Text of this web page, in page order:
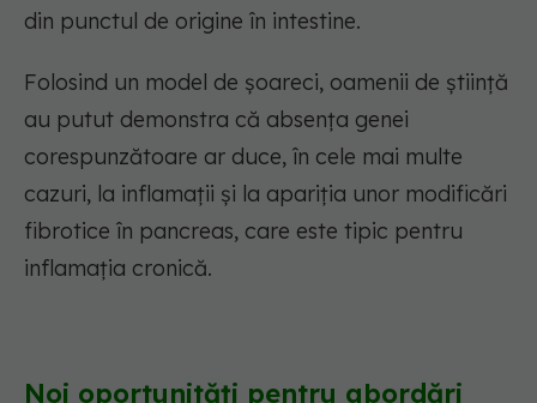
din punctul de origine în intestine.
Folosind un model de șoareci, oamenii de știință
au putut demonstra că absența genei
corespunzătoare ar duce, în cele mai multe
cazuri, la inflamații și la apariția unor modificări
fibrotice în pancreas, care este tipic pentru
inflamația cronică.
Noi oportunități pentru abordări